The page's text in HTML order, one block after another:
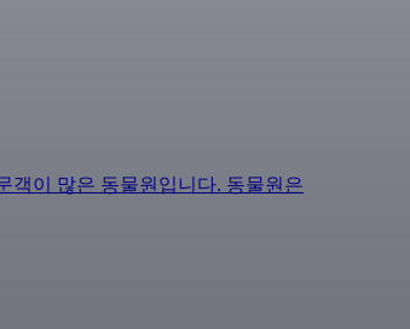
객이 많은 동물원입니다. 동물원은